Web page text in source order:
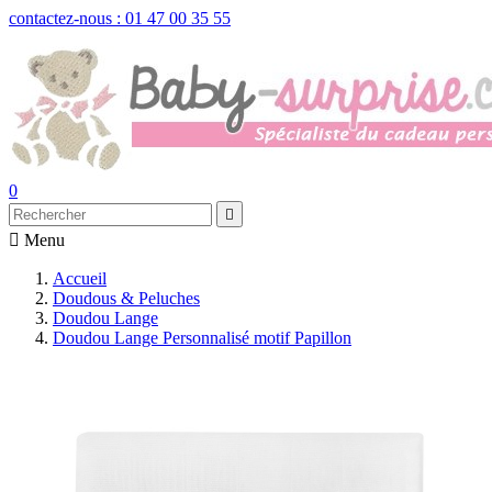
contactez-nous : 01 47 00 35 55
0

 Menu
Accueil
Doudous & Peluches
Doudou Lange
Doudou Lange Personnalisé motif Papillon